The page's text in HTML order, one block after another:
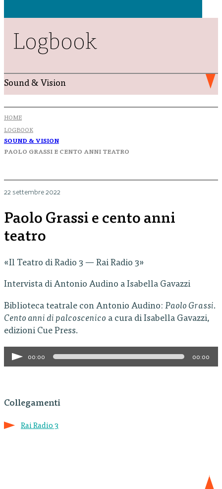
Logbook
Sound & Vision
HOME
LOGBOOK
SOUND & VISION
PAOLO GRASSI E CENTO ANNI TEATRO
22 settembre 2022
Paolo Grassi e cento anni
teatro
«Il Teatro di Radio 3 — Rai Radio 3»
Intervista di Antonio Audino a Isabella Gavazzi
Biblioteca teatrale con Antonio Audino: Paolo Grassi.
Cento anni di palcoscenico a cura di Isabella Gavazzi,
edizioni Cue Press.
Audio
Player
00:00 00:00
Collegamenti
Rai Radio 3